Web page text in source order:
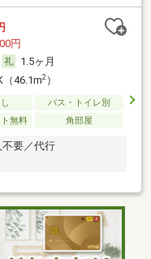
円
1.5ヶ月
（46.1m2）
バス・トイレ別
無料 角部屋
要／代行